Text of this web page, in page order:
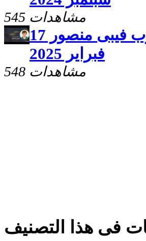
545 مشاهدات
برنامج سلامى اعطيكم مع خادمة الرب فيبى منصور 17
فبراير 2025
548 مشاهدات
فى هذا التصنيف